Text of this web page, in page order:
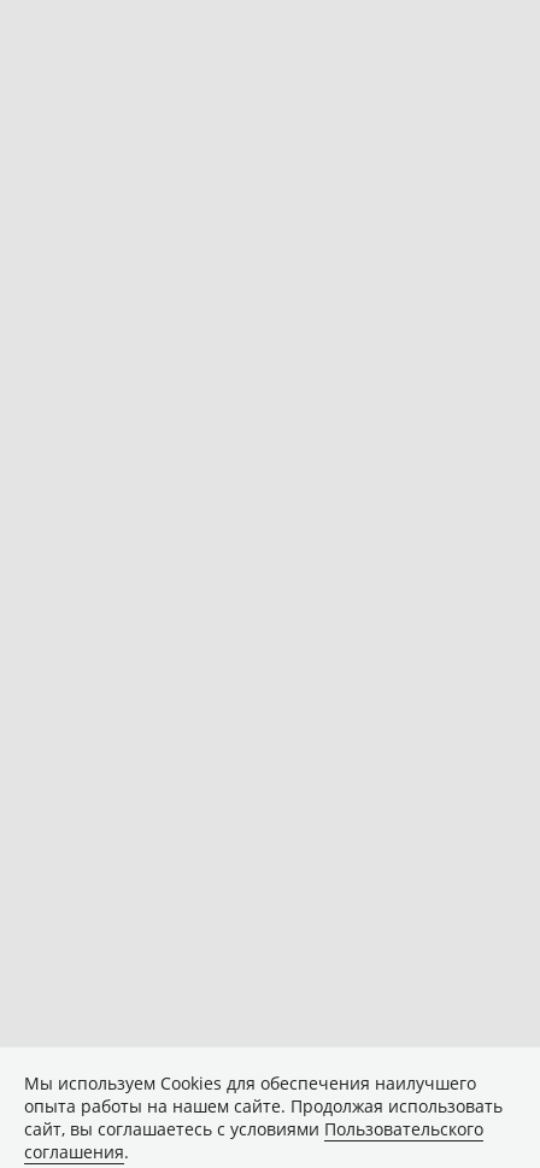
Мы используем Сookies для обеспечения наилучшего
опыта работы на нашем сайте. Продолжая использовать
сайт, вы соглашаетесь с условиями Пользовательского
соглашения.